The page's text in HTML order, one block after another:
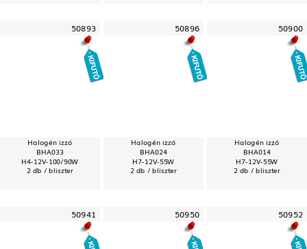
50893
Halogén izzó
BHA033
H4-12V-100/90W
2 db / bliszter
50896
Halogén izzó
BHA024
H7-12V-55W
2 db / bliszter
50900
Halogén izzó
BHA014
H7-12V-55W
2 db / bliszter
50941 50950 50952